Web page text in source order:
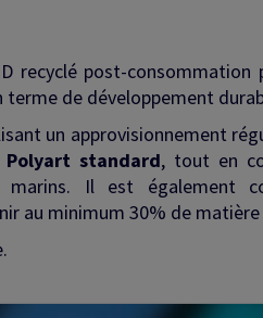
recyclé post-consommation
de développement
un approvisionnement
standard, tout en
Il est également
au minimum 30% de matière